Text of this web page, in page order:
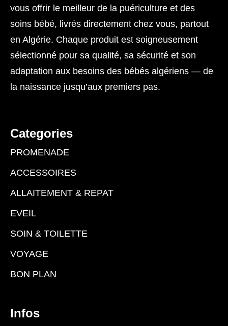
vous offrir le meilleur de la puériculture et des
soins bébé, livrés directement chez vous, partout
en Algérie. Chaque produit est soigneusement
sélectionné pour sa qualité, sa sécurité et son
adaptation aux besoins des bébés algériens — de
la naissance jusqu’aux premiers pas.
Categories
PROMENADE
ACCESSOIRES
ALLAITEMENT & REPAT
EVEIL
SOIN & TOILETTE
VOYAGE
BON PLAN
Infos